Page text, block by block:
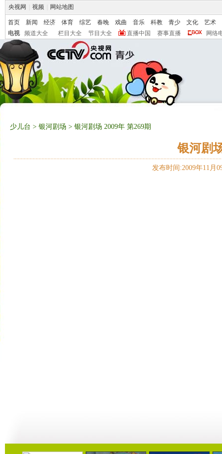
央视网 视频 网站地图
首页 新闻 经济 体育 综艺 春晚 戏曲 音乐 科教 青少 文化
艺术
电视
频道大全 栏目大全 节目大全 直播中国 赛事直播 网络
少儿台 > 银河剧场 > 银河剧场 2009年 第269期
银河剧
发布时间:2009年11月
06:17 04:37 06:26